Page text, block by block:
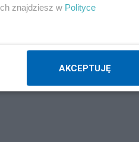
znajdziesz w Polityce
AKCEPTUJĘ